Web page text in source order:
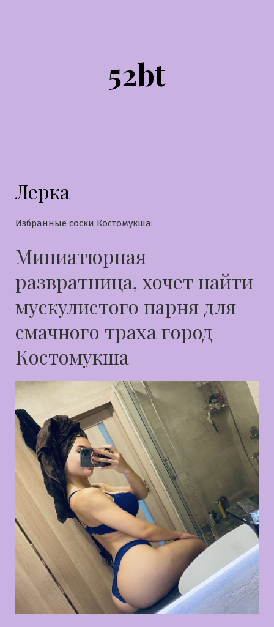
52bt
Лерка
Избранные соски Костомукша:
Миниатюрная
развратница, хочет найти
мускулистого парня для
смачного траха город
Костомукша